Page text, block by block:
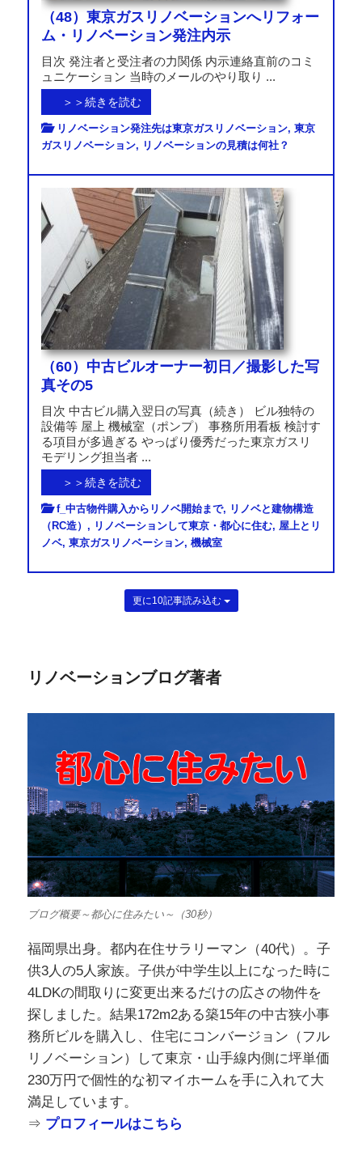
（48）東京ガスリノベーションへリフォー
ム・リノベーション発注内示
目次 発注者と受注者の力関係 内示連絡直前のコミ
ュニケーション 当時のメールのやり取り ...
＞＞続きを読む
リノベーション発注先は東京ガスリノベーション, 東京
ガスリノベーション, リノベーションの見積は何社？
（60）中古ビルオーナー初日／撮影した写
真その5
目次 中古ビル購入翌日の写真（続き） ビル独特の
設備等 屋上 機械室（ポンプ） 事務所用看板 検討す
る項目が多過ぎる やっぱり優秀だった東京ガスリ
モデリング担当者 ...
＞＞続きを読む
f_中古物件購入からリノベ開始まで, リノベと建物構造
（RC造） , リノベーションして東京・都心に住む, 屋上とリ
ノベ, 東京ガスリノベーション, 機械室
更に10記事読み込む
リノベーションブログ著者
ブログ概要～都心に住みたい～（30秒）
福岡県出身。都内在住サラリーマン（40代）。子
供3人の5人家族。子供が中学生以上になった時に
4LDKの間取りに変更出来るだけの広さの物件を
探しました。結果172m2ある築15年の中古狭小事
務所ビルを購入し、住宅にコンバージョン（フル
リノベーション）して東京・山手線内側に坪単価
230万円で個性的な初マイホームを手に入れて大
満足しています。
⇒ プロフィールはこちら